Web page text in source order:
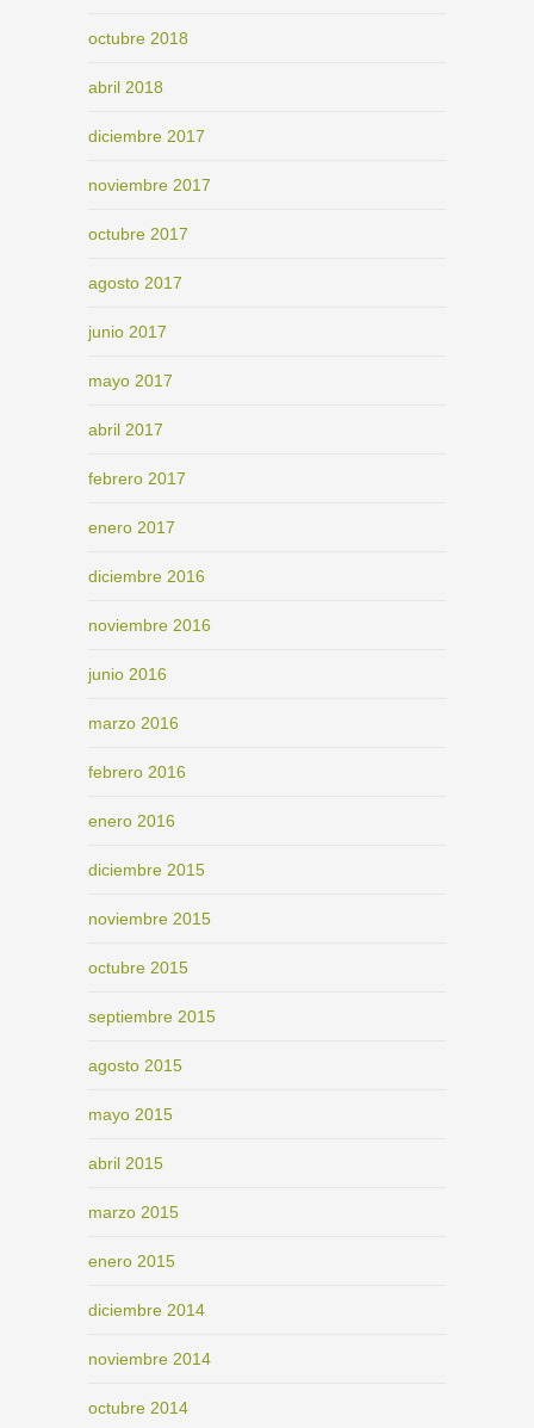
octubre 2018
abril 2018
diciembre 2017
noviembre 2017
octubre 2017
agosto 2017
junio 2017
mayo 2017
abril 2017
febrero 2017
enero 2017
diciembre 2016
noviembre 2016
junio 2016
marzo 2016
febrero 2016
enero 2016
diciembre 2015
noviembre 2015
octubre 2015
septiembre 2015
agosto 2015
mayo 2015
abril 2015
marzo 2015
enero 2015
diciembre 2014
noviembre 2014
octubre 2014